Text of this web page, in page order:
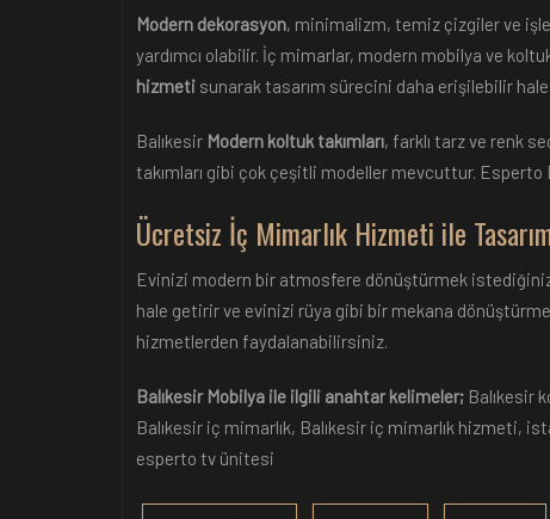
Modern dekorasyon, minimalizm, temiz çizgiler ve
yardımcı olabilir. İç mimarlar, modern mobilya ve
hizmeti sunarak tasarım sürecini daha erişilebilir
Balıkesir Modern koltuk takımları, farklı tarz ve renk
takımları gibi çok çeşitli modeller mevcuttur.
Ücretsiz İç Mimarlık Hizmeti ile
Evinizi modern bir atmosfere dönüştürmek
hale getirir ve evinizi rüya gibi bir mekana
hizmetlerden faydalanabilirsiniz.
Balıkesir Mobilya ile ilgili anahtar kelimeler; Balıkesir
Balıkesir iç mimarlık, Balıkesir iç mimarlık hizmeti,
esperto tv ünitesi